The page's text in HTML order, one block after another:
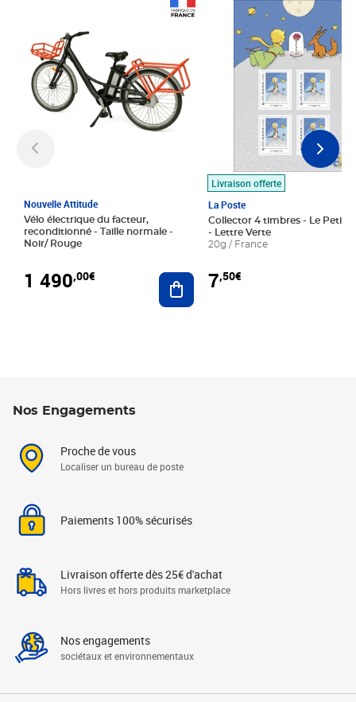
Nouvelle Attitude
Vélo électrique du facteur,
reconditionné - Taille normale -
Noir/ Rouge
1 490,00€ Ajouter au panier
Livraison offerte
La Poste
Collector 4 timbres - Le Petit
- Lettre Verte
20g / France
7,50€
Prix 7,50€
Nos Engagements
Proche de vous
Localiser un bureau de poste
Paiements 100% sécurisés
Livraison offerte dès 25€ d'achat
Hors livres et hors produits marketplace
Nos engagements
sociétaux et environnementaux